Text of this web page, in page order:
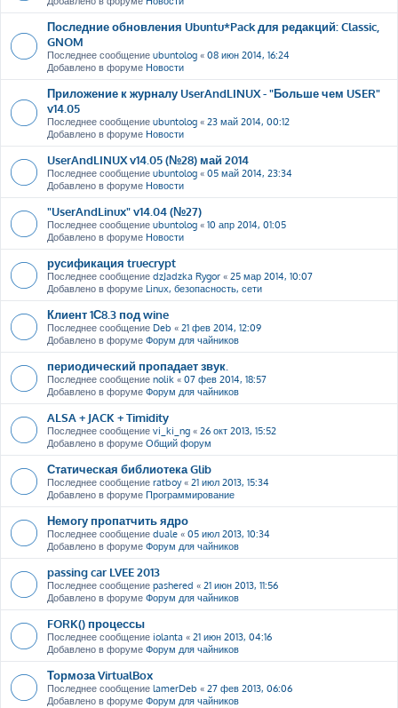
Последние обновления Ubuntu*Pack для редакций: Classic,
GNOM
Последнее сообщение ubuntolog « 08 июн 2014, 16:24
Добавлено в форуме Новости
Приложение к журналу UserAndLINUX - "Больше чем USER"
v14.05
Последнее сообщение ubuntolog « 23 май 2014, 00:12
Добавлено в форуме Новости
UserAndLINUX v14.05 (№28) май 2014
Последнее сообщение ubuntolog « 05 май 2014, 23:34
Добавлено в форуме Новости
"UserAndLinux" v14.04 (№27)
Последнее сообщение ubuntolog « 10 апр 2014, 01:05
Добавлено в форуме Новости
русификация truecrypt
Последнее сообщение dzJadzka Rygor « 25 мар 2014, 10:07
Добавлено в форуме Linux, безопасность, сети
Клиент 1С8.3 под wine
Последнее сообщение Deb « 21 фев 2014, 12:09
Добавлено в форуме Форум для чайников
периодический пропадает звук.
Последнее сообщение nolik « 07 фев 2014, 18:57
Добавлено в форуме Форум для чайников
ALSA + JACK + Timidity
Последнее сообщение vi_ki_ng « 26 окт 2013, 15:52
Добавлено в форуме Общий форум
Статическая библиотека Glib
Последнее сообщение ratboy« 21 июл 2013, 15:34
Добавлено в форуме Программирование
Немогу пропатчить ядро
Последнее сообщение duale « 05 июл 2013, 10:34
Добавлено в форуме Форум для чайников
passing car LVEE 2013
Последнее сообщение pashered « 21 июн 2013, 11:56
Добавлено в форуме Форум для чайников
FORK() процессы
Последнее сообщение iolanta « 21 июн 2013, 04:16
Добавлено в форуме Форум для чайников
Тормоза VirtualBox
Последнее сообщение lamerDeb « 27 фев 2013, 06:06
Добавлено в форуме Форум для чайников